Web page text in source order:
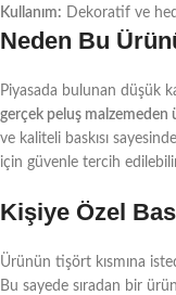
Kullanım: Dekoratif ve
Neden Bu
Piyasada bulunan düşük
gerçek peluş
ve kaliteli baskısı
için güvenle tercih
Kişiye Özel
Ürünün tişört kısmına
Bu sayede sıradan bir